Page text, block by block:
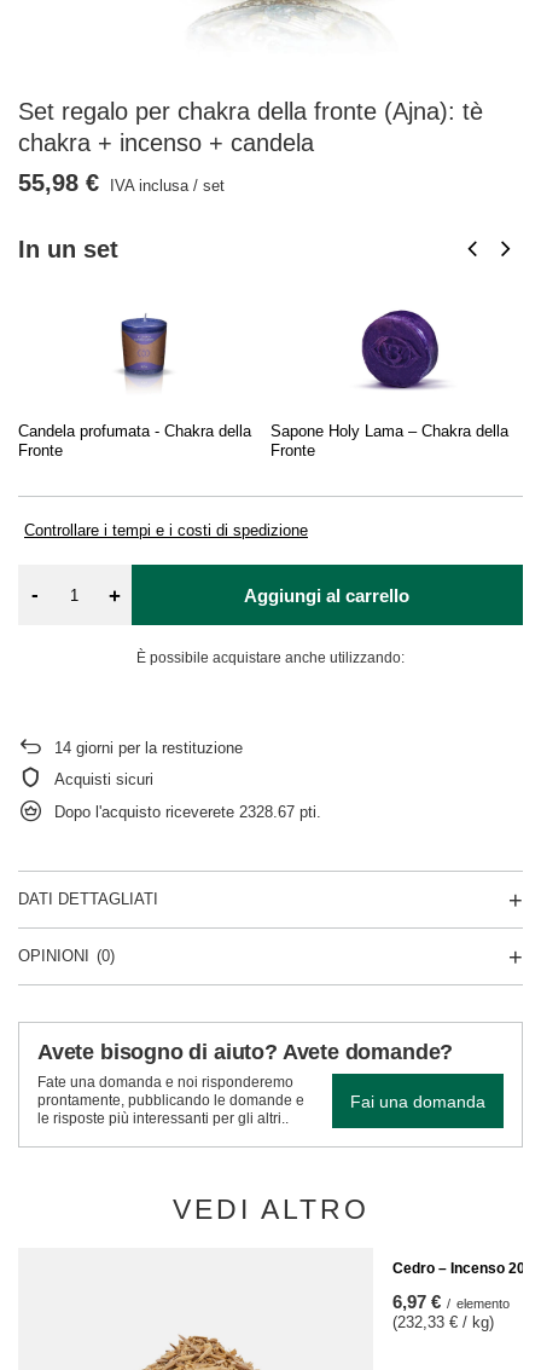
Set regalo per chakra della fronte (Ajna): tè
chakra + incenso + candela
In un set
Candela profumata - Chakra della
Fronte
Sapone Holy Lama – Chakra della
Fronte
Controllare i tempi e i costi di spedizione
55,98 € IVA inclusa/ set
- + Aggiungi al carrello
È possibile acquistare anche utilizzando:
14 giorni per la restituzione
Acquisti sicuri
Dopo l'acquisto riceverete 2328.67 pti.
DATI DETTAGLIATI
OPINIONI (0)
Avete bisogno di aiuto? Avete domande?
Fate una domanda e noi risponderemo
prontamente, pubblicando le domande e
le risposte più interessanti per gli altri..
Fai una domanda
VEDI ALTRO
Cedro – Incenso 20-
6,97 € / elemento
(232,33 € / kg)